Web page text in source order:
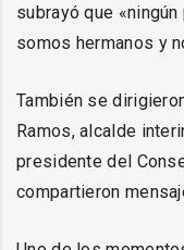
subrayó que
somos hermanos y
También se
Ramos, alcalde
presidente del
compartieron